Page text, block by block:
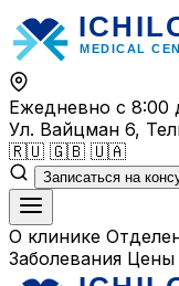
Перейти
к
содержимому
Ежедневно с 8:00
Ул. Вайцман 6,
🇷🇺 🇬🇧 🇺🇦
Записаться на
О клинике
Заболевания Цены